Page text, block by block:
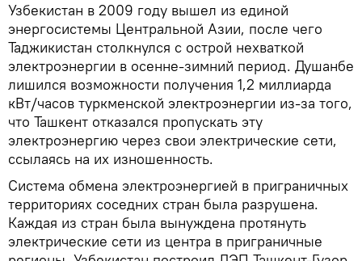
Узбекистан в 2009 году вышел из единой
энергосистемы Центральной Азии, после чего
Таджикистан столкнулся с острой нехваткой
электроэнергии в осенне-зимний период. Душанбе
лишился возможности получения 1,2 миллиарда
кВт/часов туркменской электроэнергии из-за того,
что Ташкент отказался пропускать эту
электроэнергию через свои электрические сети,
ссылаясь на их изношенность.
Система обмена электроэнергией в приграничных
территориях соседних стран была разрушена.
Каждая из стран была вынуждена протянуть
электрические сети из центра в приграничные